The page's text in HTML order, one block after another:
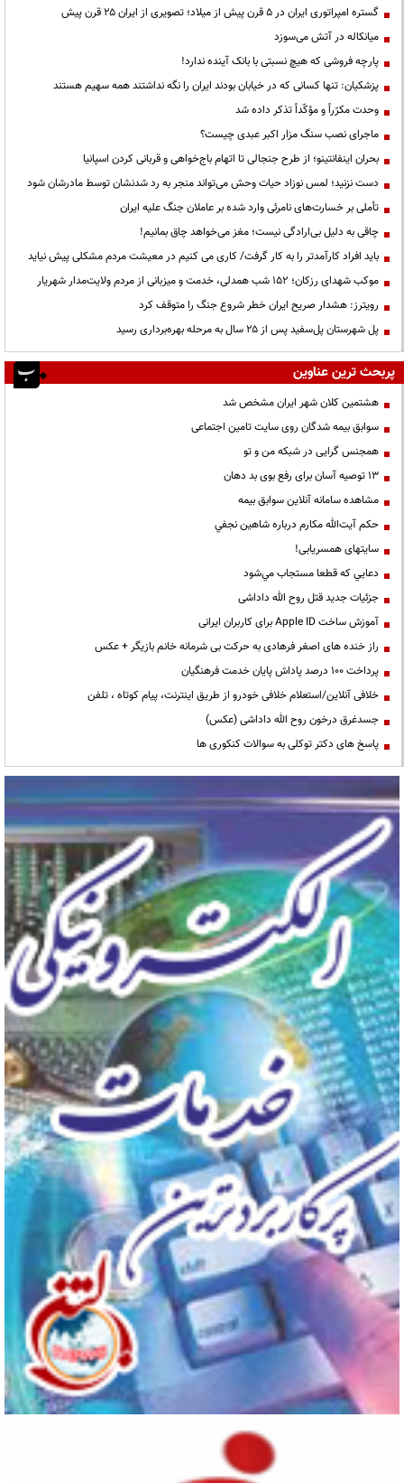
گستره امپراتوری ایران در ۵ قرن پیش از میلاد؛ تصویری از ایران ۲۵ قرن پیش
میانکاله در آتش می‌سوزد
پارچه فروشی که هیچ نسبتی با بانک آینده ندارد!
پزشکیان: تنها کسانی که در خیابان بودند ایران را نگه نداشتند همه سهیم هستند
وحدت مکرّراً و مؤکّداً تذکر داده شد
ماجرای نصب سنگ مزار اکبر عبدی چیست؟
بحران اینفانتینو؛ از طرح جنجالی تا اتهام باج‌خواهی و قربانی کردن اسپانیا
دست نزنید؛ لمس نوزاد حیات وحش می‌تواند منجر به رد شدنشان توسط مادرشان شود
تأملی بر خسارت‌های نامرئی وارد شده بر عاملان جنگ علیه ایران
چاقی به دلیل بی‌ارادگی نیست؛ مغز می‌خواهد چاق بمانیم!
باید افراد کارآمدتر را به کار گرفت/ کاری می کنیم در معیشت مردم مشکلی پیش نیاید
موکب شهدای رزکان؛ ۱۵۲ شب همدلی، خدمت و میزبانی از مردم ولایت‌مدار شهریار
رویترز: هشدار صریح ایران خطر شروع جنگ را متوقف کرد
پل شهرستان پل‌سفید پس از ۲۵ سال به مرحله بهره‌برداری رسید
پربحث ترین عناوین
هشتمین کلان شهر ایران مشخص شد
سوابق بیمه شدگان روی سایت تامین اجتماعی
همجنس گرایی در شبکه من و تو
13 توصیه آسان برای رفع بوی بد دهان
مشاهده سامانه آنلاين سوابق بیمه
حكم آيت‌الله مكارم درباره شاهين نجفي
سایتهای همسریابی!
دعايي كه قطعا مستجاب مي‌شود
جزئیات جدید قتل روح الله داداشی
آموزش ساخت Apple ID برای کاربران ایرانی
راز خنده های اصغر فرهادی به حرکت بی شرمانه خانم بازیگر + عکس
پرداخت ۱۰۰ درصد پاداش پایان خدمت فرهنگیان
خلافی آنلاین/استعلام خلافی خودرو از طریق اینترنت، پیام کوتاه ، تلفن
جسدغرق درخون روح الله داداشی (عکس)
پاسخ های دکتر توکلی به سوالات کنکوری ها